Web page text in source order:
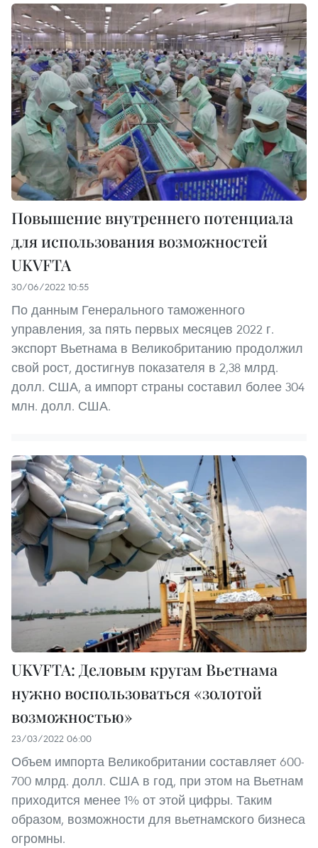
Повышение внутреннего потенциала
для использования возможностей
UKVFTA
30/06/2022 10:55
По данным Генерального таможенного
управления, за пять первых месяцев 2022 г.
экспорт Вьетнама в Великобританию продолжил
свой рост, достигнув показателя в 2,38 млрд.
долл. США, а импорт страны составил более 304
млн. долл. США.
UKVFTA: Деловым кругам Вьетнама
нужно воспользоваться «золотой
возможностью»
23/03/2022 06:00
Объем импорта Великобритании составляет 600-
700 млрд. долл. США в год, при этом на Вьетнам
приходится менее 1% от этой цифры. Таким
образом, возможности для вьетнамского бизнеса
огромны.